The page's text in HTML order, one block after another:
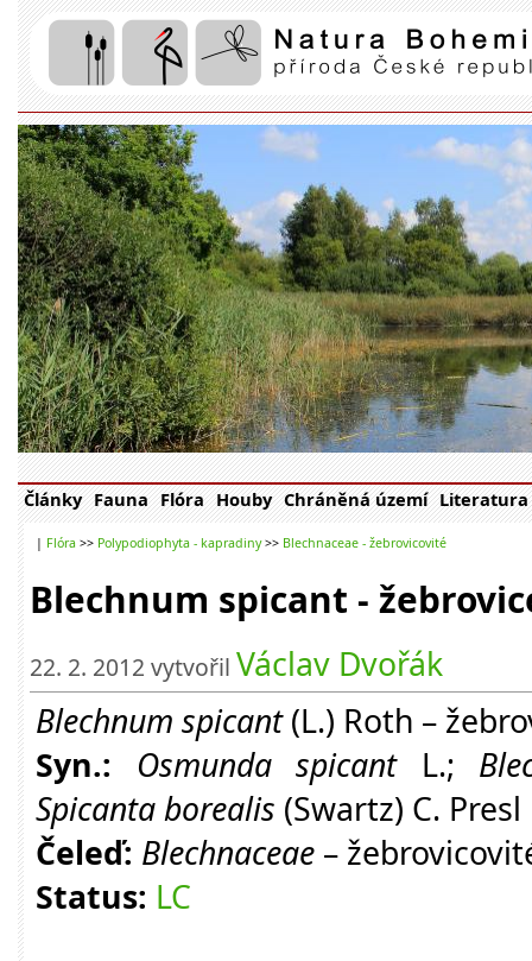
Články Fauna Flóra Houby Chráněná území Literatura
| Flóra >> Polypodiophyta - kapradiny>> Blechnaceae - žebrovicovité
Blechnum spicant -
22. 2. 2012 vytvořil Václav Dvořák
Blechnum spicant(L.) Roth –
Syn.:
Osmunda spicantL.;
Spicanta borealis (Swartz) C. Presl
Čeleď: Blechnaceae –
Status: LC